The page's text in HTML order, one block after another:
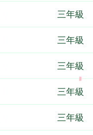
三年級
三年級
三年級
三年級
三年級